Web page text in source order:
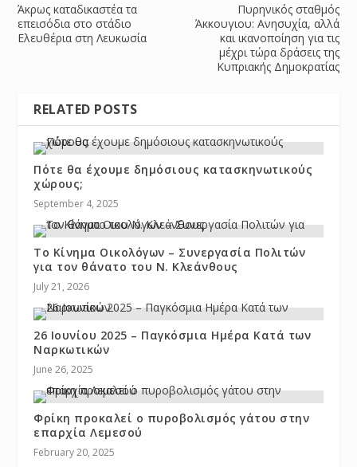
Άκρως καταδικαστέα τα
επεισόδια στο στάδιο
Ελευθέρια στη Λευκωσία
Πυρηνικός σταθμός
Άκκουγιου: Ανησυχία, αλλά
και ικανοποίηση για τις
μέχρι τώρα δράσεις της
Κυπριακής Δημοκρατίας
RELATED POSTS
Πότε θα έχουμε δημόσιους κατασκηνωτικούς
χώρους;
September 4, 2025
Το Κίνημα Οικολόγων – Συνεργασία Πολιτών
για τον θάνατο του Ν. Κλεάνθους
July 21, 2026
26 Ιουνίου 2025 – Παγκόσμια Ημέρα Κατά των
Ναρκωτικών
June 26, 2025
Φρίκη προκαλεί ο πυροβολισμός γάτου στην
επαρχία Λεμεσού
February 20, 2025